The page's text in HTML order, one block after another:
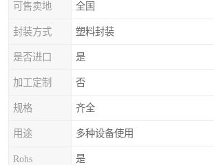
可售卖地 全国
封装方式 塑料封装
是否进口 是
加工定制 否
规格 齐全
用途 多种设备使用
Rohs 是